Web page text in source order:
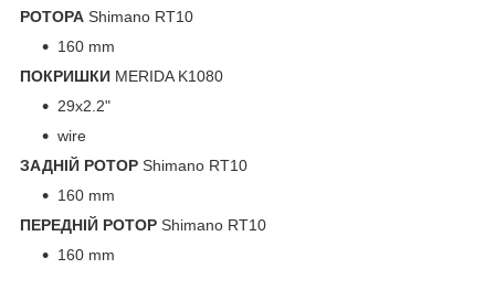
РОТОРА Shimano RT10
160 mm
ПОКРИШКИ MERIDA K1080
29x2.2"
wire
ЗАДНІЙ РОТОР Shimano RT10
160 mm
ПЕРЕДНІЙ РОТОР Shimano RT10
160 mm